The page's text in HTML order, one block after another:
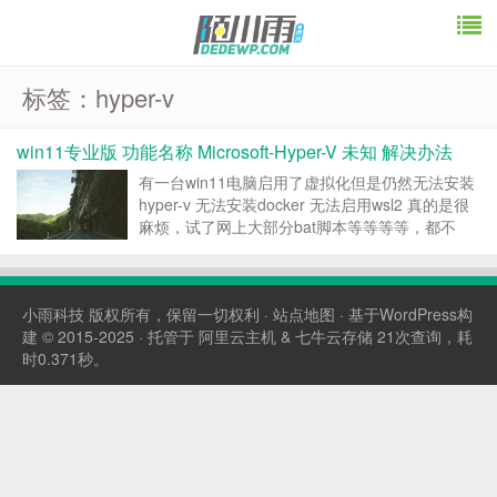
标签：hyper-v
win11专业版 功能名称 Microsoft-Hyper-V 未知 解决办法
有一台win11电脑启用了虚拟化但是仍然无法安装
hyper-v 无法安装docker 无法启用wsl2 真的是很
麻烦，试了网上大部分bat脚本等等等等，都不
下： 付费可见当前隐藏内容需要支付1原价：10已
小雨科技 版权所有，保留一切权利 · 站点地图 · 基于WordPress构
建 © 2015-2025 · 托管于 阿里云主机 & 七牛云存储 21次查询，耗
时0.371秒。